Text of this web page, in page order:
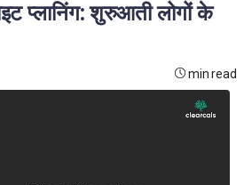
प्लानिंग: शुरुआती लोगों के
min read